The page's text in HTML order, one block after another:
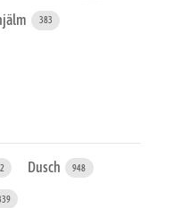
383
2 Dusch 948